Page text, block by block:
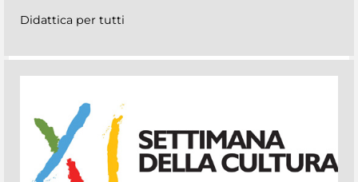
Didattica per tutti